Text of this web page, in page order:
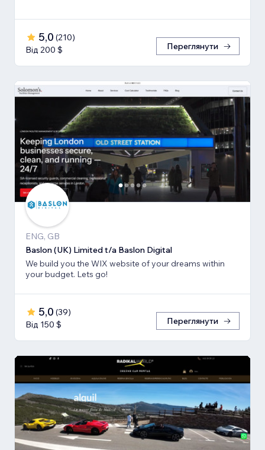
5,0 (210)
Від 200 $
Переглянути
ENG, GB
Baslon (UK) Limited t/a Baslon Digital
We build you the WIX website of your dreams within
your budget. Lets go!
5,0 (39)
Від 150 $
Переглянути